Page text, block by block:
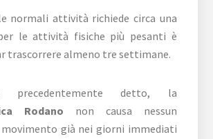
normali attività richiede circa una
le attività fisiche più pesanti è
trascorrere almeno tre settimane.
precedentemente detto, la
Rodano non causa nessun
già nei giorni immediati